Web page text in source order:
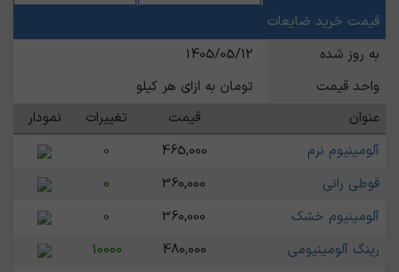
قیمت خرید ضایعات
به روز شده
1405/05/12
واحد قیمت
تومان به ازای هر کیلو
عنوان
قیمت تغییرات
نمودار
آلومینیوم نرم
465,000
0
قوطی رانی
360,000
0
آلومینیوم خشک
360,000
0
رینگ آلومینیومی
480,000
10000